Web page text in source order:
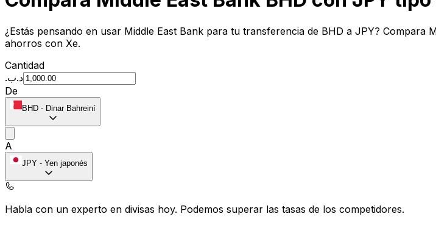
¿Estás pensando en usar Middle East Bank para tu transferencia de BHD a JPY?
ahorros con Xe.
Cantidad
.د.ب
De
BHD - Dinar Bahreiní
A
JPY - Yen japonés
Habla con un experto en divisas hoy. Podemos superar las tasas de los competidores.